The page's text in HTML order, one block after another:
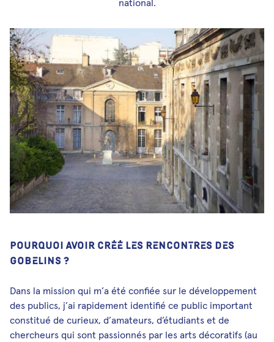
Médias et publications
Newsletters
Les Musicales de Bagatelle
Facebook
Instagram
Linkedin
Youtube
SoundCloud
national.
POURQUOI AVOIR CRÉÉ LES RENCONTRES DES
GOBELINS ?
Dans la mission qui m’a été confiée sur le développement
des publics, j’ai rapidement identifié ce public important
constitué de curieux, d’amateurs, d’étudiants et de
chercheurs qui sont passionnés par les arts décoratifs (au